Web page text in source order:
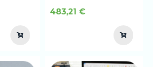
483,21 €